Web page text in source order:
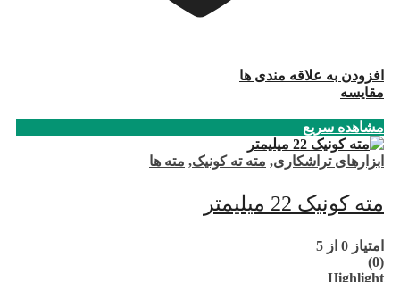
افزودن به علاقه مندی ها
مقایسه
مشاهده سریع
ابزارهای تراشکاری, مته ته کونیک, مته ها
مته کونیک 22 میلیمتر
امتیاز 0 از 5
(0)
Highlight